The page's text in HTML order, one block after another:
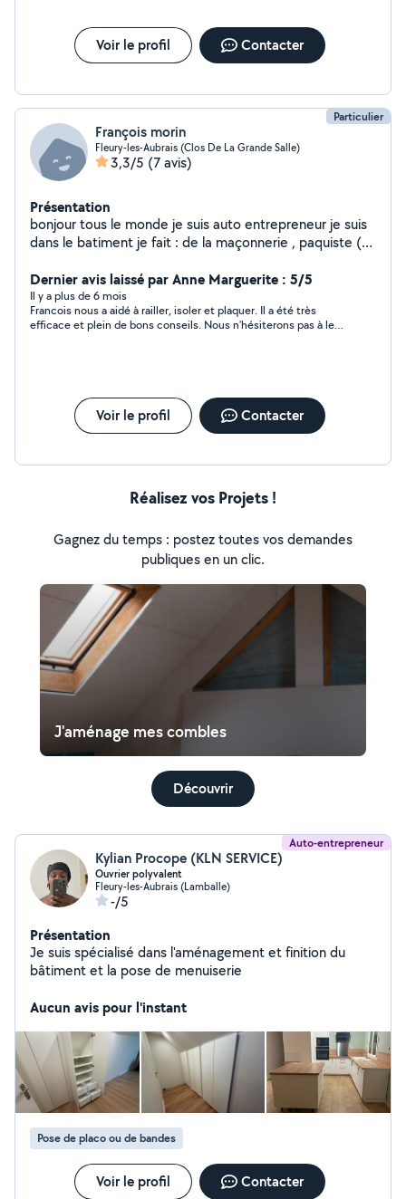
Voir le profil Contacter
Particulier
François morin
Fleury-les-Aubrais (Clos De La Grande Salle)
3,3/5 (7 avis)
Présentation
bonjour tous le monde je suis auto entrepreneur je suis
dans le batiment je fait : de la maçonnerie , paquiste (
Dernier avis laissé par Anne Marguerite : 5/5
Il y a plus de 6 mois
Francois nous a aidé à railler, isoler et plaquer. Il a été très
efficace et plein de bons conseils. Nous n’hésiterons pas à le
Voir le profil Contacter
Réalisez vos Projets !
Gagnez du temps : postez toutes vos demandes
publiques en un clic.
J'aménage mes combles
Découvrir
Auto-entrepreneur
Kylian Procope (KLN SERVICE)
Ouvrier polyvalent
Fleury-les-Aubrais (Lamballe)
-/5
Présentation
Je suis spécialisé dans l'aménagement et finition du
bâtiment et la pose de menuiserie
Aucun avis pour l'instant
Pose de placo ou de bandes
Voir le profil Contacter